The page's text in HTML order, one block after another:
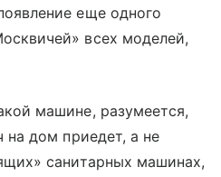
еще одного
всех моделей,
машине, разумеется,
на дом приедет, а не
санитарных машинах,